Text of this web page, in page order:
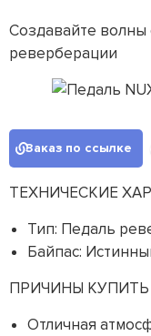
Создавайте
реверберации
Заказ по ссылке
ТЕХНИЧЕСКИЕ
Тип: Педаль
Байпас:
ПРИЧИНЫ КУПИТЬ
Отличная